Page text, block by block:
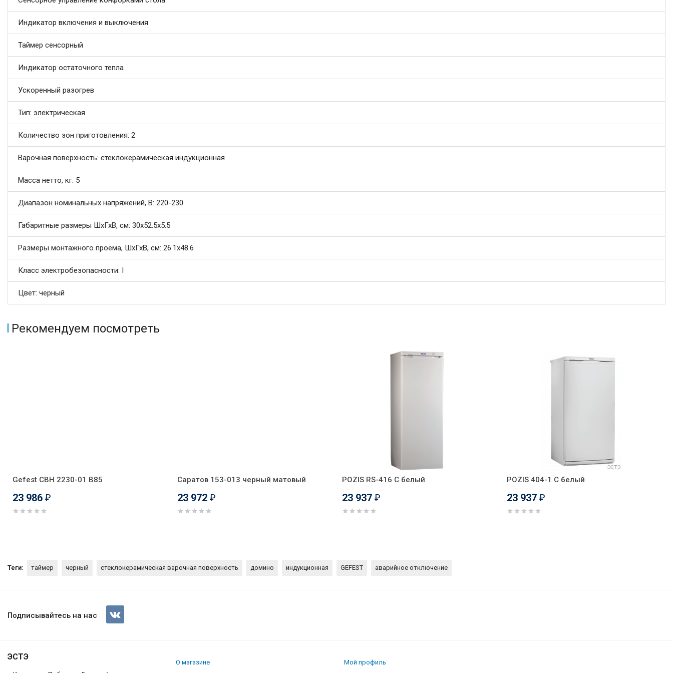
Индикатор включения и выключения
Таймер сенсорный
Индикатор остаточного тепла
Ускоренный разогрев
Тип: электрическая
Количество зон приготовления: 2
Варочная поверхность: стеклокерамическая индукционная
Масса нетто, кг: 5
Диапазон номинальных напряжений, В: 220-230
Габаритные размеры ШхГхВ, см: 30х52.5х5.5
Размеры монтажного проема, ШхГхВ, см: 26.1x48.6
Класс электробезопасности: I
Цвет: черный
Рекомендуем посмотреть
Gefest СВН 2230-01 В85
23 986 ₽
Саратов 153-013 черный матовый
23 972 ₽
POZIS RS-416 С белый
23 937 ₽
POZIS 404-1 C белый
23 937 ₽
Теги: таймер черный стеклокерамическая варочная поверхность домино индукционная GEFEST аварийное отключение
Стеклокерамическая варочная поверхность Gefest ПВИ 4000
Подписывайтесь на нас
ЭСТЭ
О магазине
Мой профиль